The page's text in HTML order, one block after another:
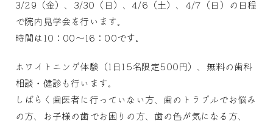
3/29（金）、3/30（日）、4/6（土）、4/7（日）の日程
で院内見学会を行います。
時間は10：00～16：00です。
ホワイトニング体験（1日15名限定500円）、無料の歯科
相談・健診も行います。
しばらく歯医者に行っていない方、歯のトラブルでお悩み
の方、お子様の歯でお困りの方、歯の色が気になる方、